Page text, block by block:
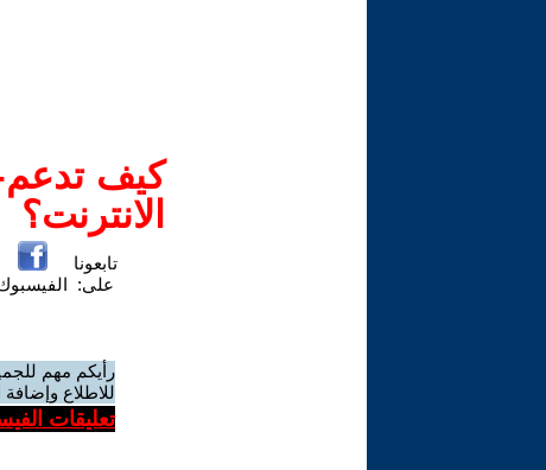
كيف تدعم-
الانترنت؟
تابعونا
على:
رأيكم مهم
للاطلاع
تعليقات